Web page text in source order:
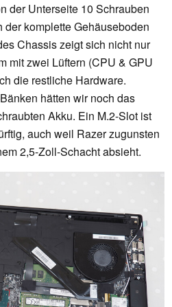
der Unterseite 10 Schrauben
der komplette Gehäuseboden
Chassis zeigt sich nicht nur
mit zwei Lüftern (CPU & GPU
die restliche Hardware.
hätten wir noch das
Akku. Ein M.2-Slot ist
auch weil Razer zugunsten
2,5-Zoll-Schacht absieht.